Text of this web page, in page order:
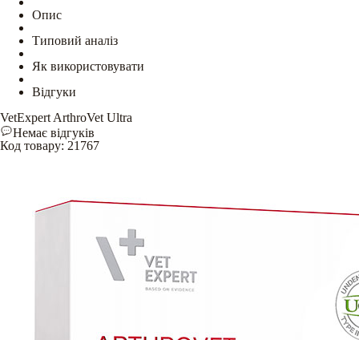
Опис
Типовий аналіз
Як використовувати
Відгуки
VetExpert ArthroVet Ultra
Немає відгуків
Код товару: 21767